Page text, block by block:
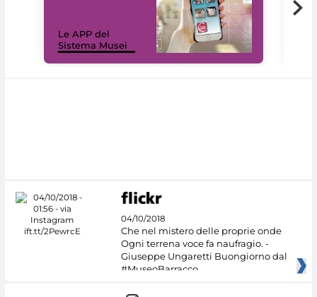
Le APP del
Sistema Musei
04/10/2018
Che nel mistero delle proprie onde
Ogni terrena voce fa naufragio. -
Giuseppe Ungaretti Buongiorno dal
#MuseoBarracco